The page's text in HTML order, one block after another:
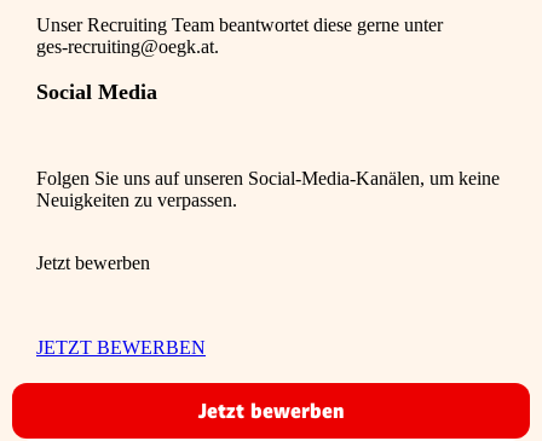
Unser Recruiting Team beantwortet diese gerne unter
ges-recruiting@oegk.at.
Social Media
Folgen Sie uns auf unseren Social-Media-Kanälen, um keine
Neuigkeiten zu verpassen.
Jetzt bewerben
JETZT BEWERBEN
Jetzt bewerben